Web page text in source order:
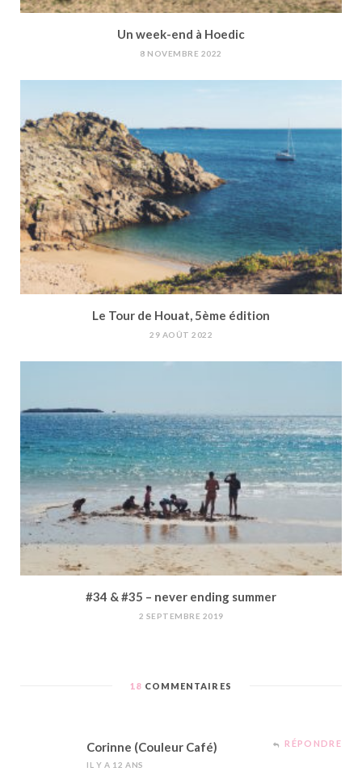
Un week-end à Hoedic
8 NOVEMBRE 2022
Le Tour de Houat, 5ème édition
29 AOÛT 2022
#34 & #35 – never ending summer
2 SEPTEMBRE 2019
18 COMMENTAIRES
Corinne (Couleur Café)
IL Y A 12 ANS
RÉPONDRE